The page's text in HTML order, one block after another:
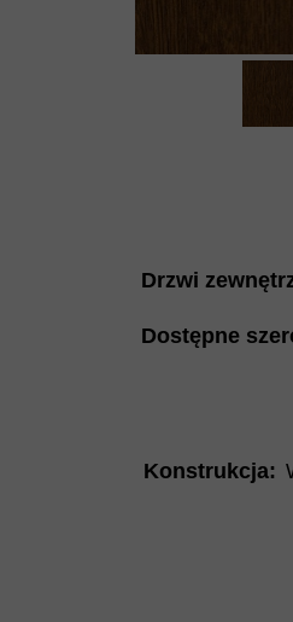
Konstrukcja:
Drzwi
Dostępne